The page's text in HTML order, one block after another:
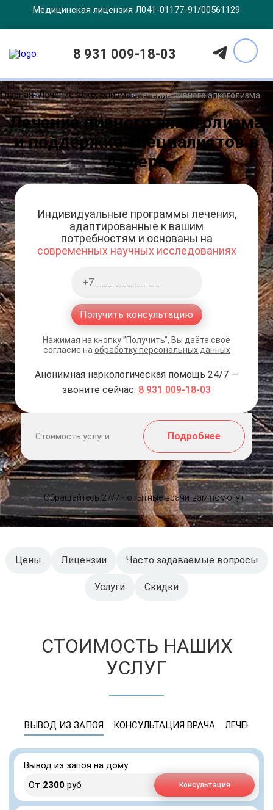
Медицинская лицензия Л041-01177-91/00561129
8 931 009-18-03
Главная Лечение алкоголизма Лечение пивного алкоголизма
Лечение пивного алкоголизма
и поддержка специалистов в
Адлере
Индивидуальные программы лечения,
адаптированные к вашим
потребностям и основаны на
современных научных исследованиях
Получить консультацию
Нажимая на кнопку ”Получить”, Вы даёте своё
согласие на обработку персональных данных
Анонимная наркологическая помощь 24/7 —
звоните сейчас: 8 931 009-18-03
Стоимость услуги: Подробнее
Обращайтесь 27/7 - опытные врачи вам помогут
Цены Лицензии Часто задаваемые вопросы
Услуги Скидки
СТОИМОСТЬ НАШИХ
УСЛУГ
ВЫВОД ИЗ ЗАПОЯ КОНСУЛЬТАЦИЯ ВРАЧА ЛЕЧЕНИЕ
Вывод из запоя на дому
От 2300 руб Консультация